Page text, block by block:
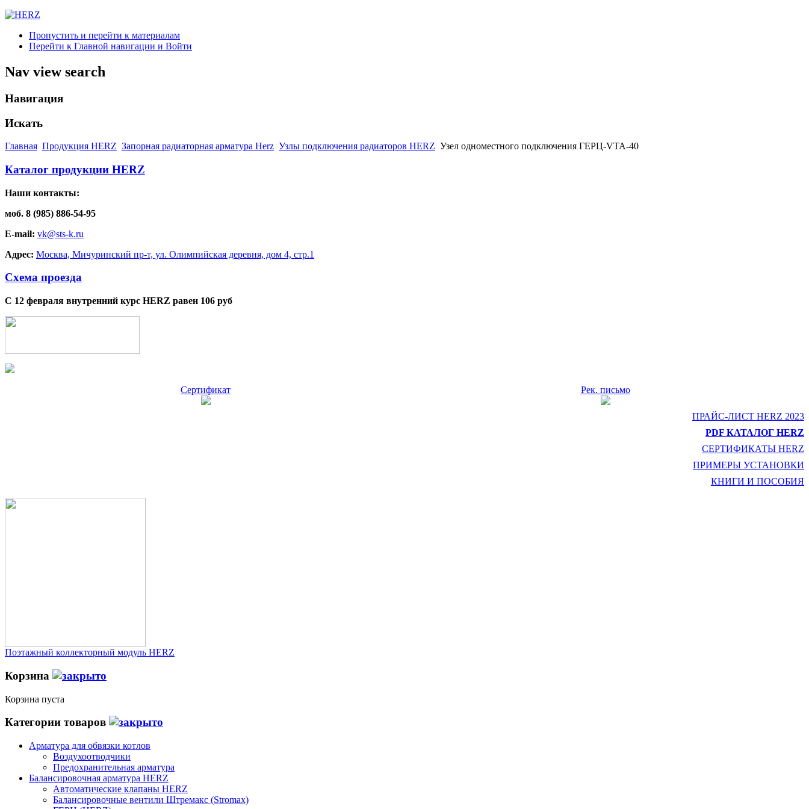
Пропустить и перейти к материалам
Перейти к Главной навигации и Войти
Nav view search
Навигация
Искать
Главная Продукция HERZ Запорная радиаторная арматура Herz Узлы подключения радиаторов HERZ Узeл одноместного подключения ГЕРЦ-VTA-40
Каталог продукции HERZ
Наши контакты:
моб. 8 (985) 886-54-95
E-mail: vk@sts-k.ru
Адрес: Москва, Мичуринский пр-т, ул. Олимпийская деревня, дом 4, стр.1
Схема проезда
С 12 февраля внутренний курс HERZ равен 106 руб
Сертификат Рек. письмо
ПРАЙС-ЛИСТ HERZ 2023
PDF КАТАЛОГ HERZ
СЕРТИФИКАТЫ HERZ
ПРИМЕРЫ УСТАНОВКИ
КНИГИ И ПОСОБИЯ
Поэтажный коллекторный модуль HERZ
Корзина
Корзина пуста
Категории товаров
Арматура для обвязки котлов
Воздухоотводчики
Предохранительная арматура
Балансировочная арматура HERZ
Автоматические клапаны HERZ
Балансировочные вентили Штремакс (Stromax)